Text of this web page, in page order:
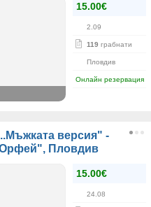
15.00€
2.09
119 грабнати
Пловдив
Онлайн резервация
версия" -
Пловдив
15.00€
24.08